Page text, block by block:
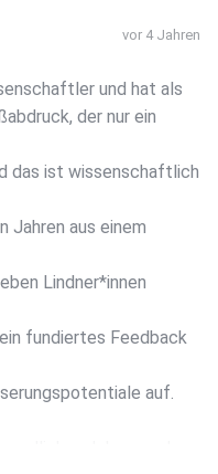
vor 4 Jahren
und hat als
der nur ein
das ist wissenschaftlich
Jahren aus einem
Lindner*innen
fundiertes Feedback
auf.
zu leben, sodass